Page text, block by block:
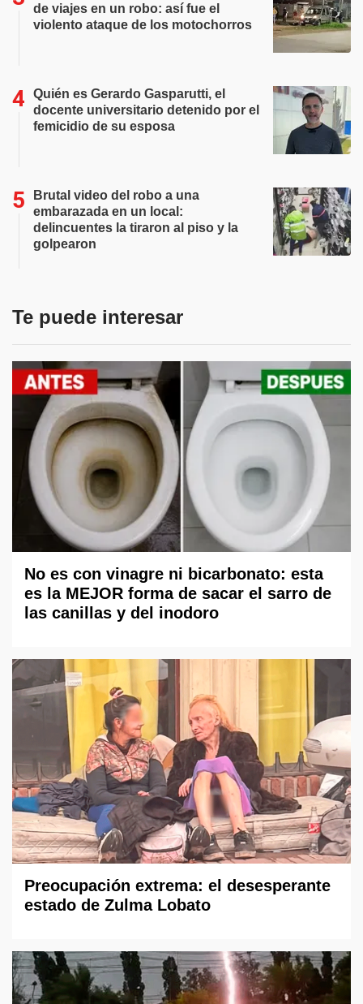
de viajes en un robo: así fue el
violento ataque de los motochorros
Quién es Gerardo Gasparutti, el
docente universitario detenido por el
femicidio de su esposa
Brutal video del robo a una
embarazada en un local:
delincuentes la tiraron al piso y la
golpearon
Te puede interesar
No es con vinagre ni bicarbonato: esta
es la MEJOR forma de sacar el sarro de
las canillas y del inodoro
Preocupación extrema: el desesperante
estado de Zulma Lobato